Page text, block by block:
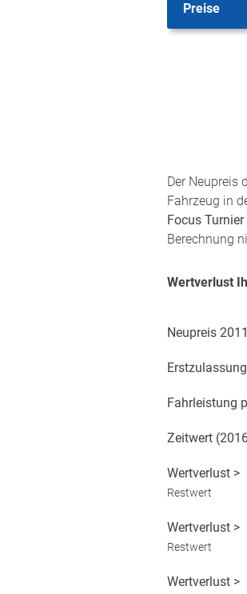
Preise
Der Neupreis
Fahrzeug in
Focus Turnier
Berechnung
Wertverlust
Neupreis 2011
Erstzulassung
Fahrleistung
Zeitwert (
Wertverlust >
Restwert
Wertverlust >
Restwert
Wertverlust >